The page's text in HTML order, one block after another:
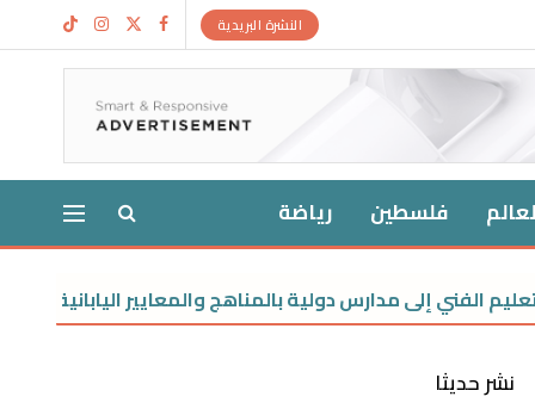
النشرة البريدية
فلسطين رياضة
نشر حديثا